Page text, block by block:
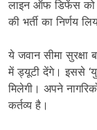
लाइन ऑफ डिफेंस को
की भर्ती का निर्णय
ये जवान सीमा सुरक्षा
में ड्यूटी देंगे। इससे
मिलेगी। अपने
कर्तव्य है।